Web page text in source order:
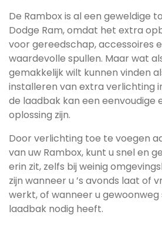
De Rambox is al een geweldige
Dodge Ram, omdat het extra
voor gereedschap, accessoires
waardevolle spullen. Maar wat
gemakkelijk wilt kunnen vinden
installeren van extra verlichting
de laadbak kan een eenvoudige
oplossing zijn.
Door verlichting toe te voegen
van uw Rambox, kunt u snel en
erin zit, zelfs bij weinig
zijn wanneer u ’s avonds laat of
werkt, of wanneer u gewoonweg
laadbak nodig heeft.